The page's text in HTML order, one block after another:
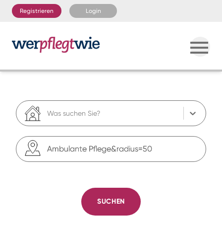
Registrieren Login
Was suchen Sie?
SUCHEN